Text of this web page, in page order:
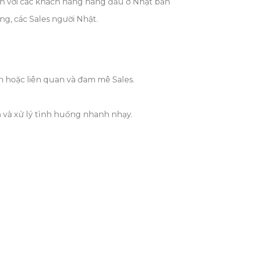
với các khách hàng hàng đầu ở Nhật bản
các Sales người Nhật.
liên quan và đam mê Sales.
và xử lý tình huống nhanh nhạy.